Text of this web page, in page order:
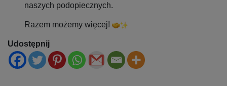
naszych podopiecznych.
Razem możemy więcej!
Udostępnij